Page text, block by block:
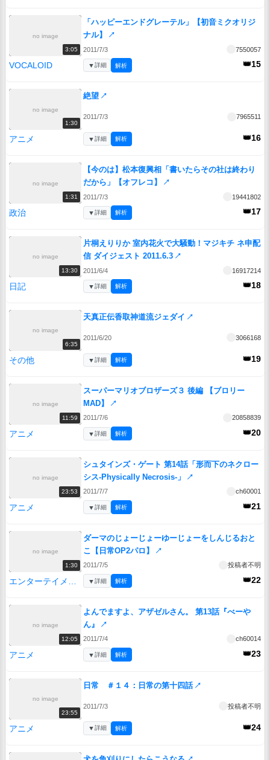
no image
3:05
「ハッピーエンドグレーテル」【初音ミクオリジ
ナル】
↗
2011/7/3 7550057
VOCALOID 👑15
▼詳細 解析
no image
1:30
絶望 ↗
2011/7/3 7965511
アニメ 👑16
▼詳細 解析
no image
1:31
【今のは】松本復興相「書いたらその社は終わり
だから」【オフレコ】
↗
2011/7/3 19441802
政治 👑17
▼詳細 解析
no image
13:30
片桐えりりか 室内花火で大騒動！マジキチ ネ申配
信 ダイジェスト 2011.6.3 ↗
2011/6/4 16917214
日記 👑18
▼詳細 解析
no image
6:35
天真正伝香取神道流ジェダイ ↗
2011/6/20 3066168
その他 👑19
▼詳細 解析
no image
11:59
スーパーマリオブロザーズ３ 後編 【ブロリー
MAD】
↗
2011/7/6 20858839
アニメ 👑20
▼詳細 解析
no image
23:53
シュタインズ・ゲート 第14話「形而下のネクロー
シス-Physically Necrosis-」
↗
2011/7/7 ch60001
アニメ 👑21
▼詳細 解析
no image
1:30
ダーマのじょーじょーゆーじょーをしんじるおと
こ【日常OP2パロ】
↗
2011/7/5 投稿者不明
👑22
▼詳細 解析
no image
12:05
よんでますよ、アザゼルさん。 第13話『べーや
ん』
↗
2011/7/4 ch60014
アニメ 👑23
▼詳細 解析
no image
23:55
日常 ＃１４：日常の第十四話 ↗
2011/7/3 投稿者不明
アニメ 👑24
▼詳細 解析